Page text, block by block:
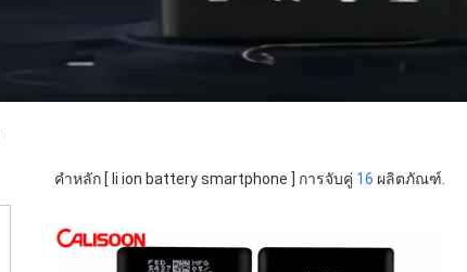
คำหลัก [ li ion battery smartphone ] การจับคู่ 16 ผลิตภัณฑ์.